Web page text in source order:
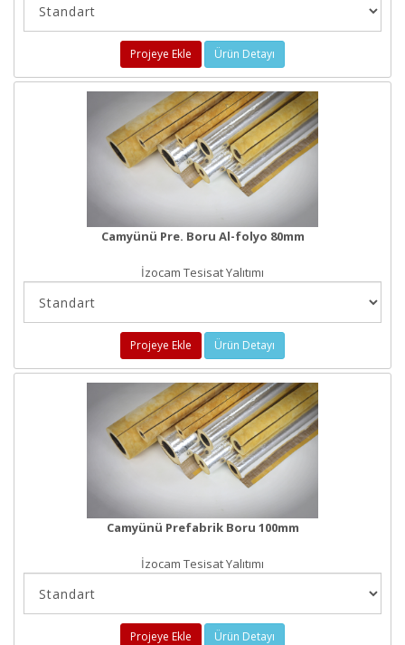
Projeye Ekle Ürün Detayı
Camyünü Pre. Boru Al-folyo 80mm
İzocam Tesisat Yalıtımı
Projeye Ekle Ürün Detayı
Camyünü Prefabrik Boru 100mm
İzocam Tesisat Yalıtımı
Projeye Ekle Ürün Detayı